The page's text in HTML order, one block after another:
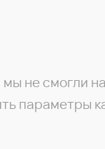
не смогли
параметры